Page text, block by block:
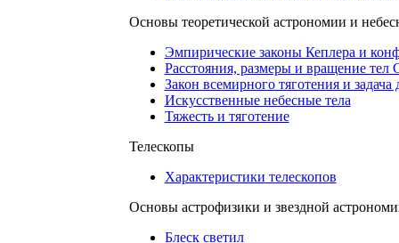
Основы теоретической астрономии и
Эмпирические законы Кеплера и
Расстояния, размеры и вращение тел
Закон всемирного тяготения и задача
Искусственные небесные тела
Тяжесть и тяготение
Телескопы
Характеристики телескопов
Основы астрофизики и звездной
Блеск светил